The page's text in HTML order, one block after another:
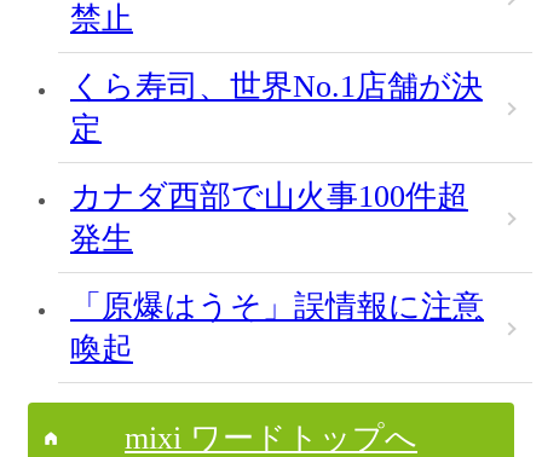
禁止
くら寿司、世界No.1店舗が決
定
カナダ西部で山火事100件超
発生
「原爆はうそ」誤情報に注意
喚起
mixi ワードトップへ